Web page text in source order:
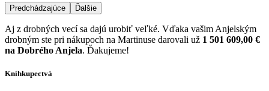
Predchádzajúce Ďalšie
Aj z drobných vecí sa dajú urobiť veľké. Vďaka vašim Anjelským
drobným ste pri nákupoch na Martinuse darovali už 1 501 609,00 €
na Dobrého Anjela. Ďakujeme!
Kníhkupectvá